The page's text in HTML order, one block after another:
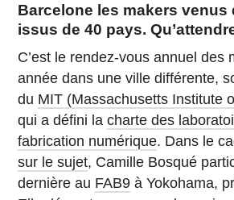
Barcelone les makers venus
issus de 40 pays.
C’est le rendez-vous annuel des
année dans une ville différente,
du MIT (Massachusetts Institute
qui a défini lacharte des
fabrication numérique. Dans le
sur le sujet, Camille Bosqué
dernière au FAB9 à Yokohama,